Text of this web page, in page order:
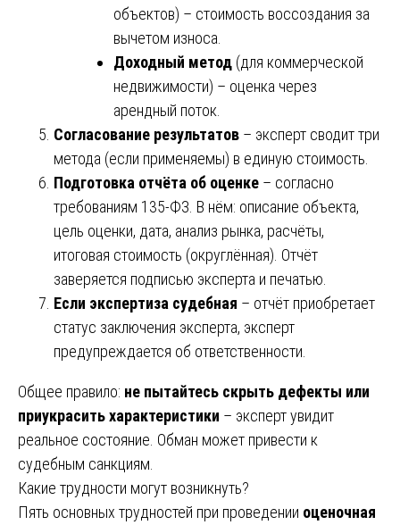
объектов) – стоимость воссоздания за
вычетом износа.
Доходный метод (для коммерческой
недвижимости) – оценка через
арендный поток.
Согласование результатов – эксперт сводит три
метода (если применяемы) в единую стоимость.
Подготовка отчёта об оценке – согласно
требованиям 135-ФЗ. В нём: описание объекта,
цель оценки, дата, анализ рынка, расчёты,
итоговая стоимость (округлённая). Отчёт
заверяется подписью эксперта и печатью.
Если экспертиза судебная – отчёт приобретает
статус заключения эксперта, эксперт
предупреждается об ответственности.
Общее правило: не пытайтесь скрыть дефекты или
приукрасить характеристики – эксперт увидит
реальное состояние. Обман может привести к
судебным санкциям.
Какие трудности могут возникнуть?
Пять основных трудностей при проведении оценочная